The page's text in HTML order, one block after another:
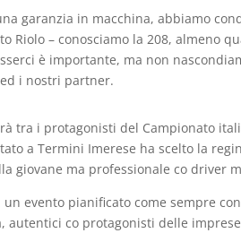
garanzia in macchina, abbiamo
Riolo – conosciamo la 208, almeno
è importante, ma non
i nostri partner.
tra i protagonisti del Campionato
a Termini Imerese ha scelto la
giovane ma professionale co driver
evento pianificato come sempre
autentici co protagonisti delle